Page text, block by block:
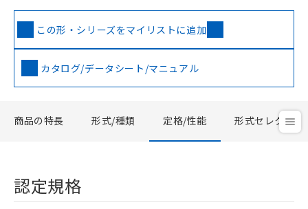
この形・シリーズをマイリストに追加
カタログ/データシート/マニュアル
商品の特長 形式/種類 定格/性能 形式セレクタ
認定規格